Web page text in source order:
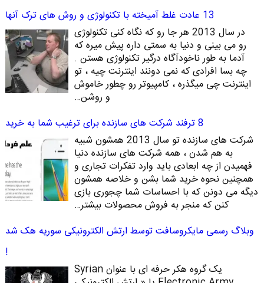
13 عادت غلط آمیخته با تکنولوژی و روش های ترک آنها
در سال 2013 هر جا رو که نگاه کنی تکنولوژی
رو می بینی و دنیا به سمتی داره پیش میره که
آدما به طور ناخودآگاه درگیر تکنولوژی هستن .
چه بسا افرادی که نمی دونند اینترنت چیه ، تو
اینترنت چی میگذره ، کامپیوتر رو چطور خاموش
و روشن…
8 ترفند شرکت های سازنده برای ترغیب شما به خرید
شرکت های سازنده تو سال 2013 همشون شبیه
به هم شدن ، همه شرکت های سازنده دنیا
فهمیدن از چه ابعادی باید وارد تفکرات تجاری و
همچنین نحوه خرید شما بشن و خلاصه همشون
دیگه می دونن که با احساسات شما چجوری بازی
کنن که منجر به فروش محصولات بیشتر…
وبلاگ رسمی مایکروسافت توسط ارتش الکترونیکی سوریه هک شد
!
یک گروه هکر حرفه ای با عنوان Syrian